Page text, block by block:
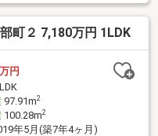
キッチン・各洋室や廊下
コニーを設置▼周辺環
徒歩6分(約470m)・横浜
棚町2丁目東公園 徒歩1分
します
気軽にお問い合わせく
町２ 7,180万円 1LDK
万円
97.91m2
100.28m2
年5月(築7年4ヶ月)